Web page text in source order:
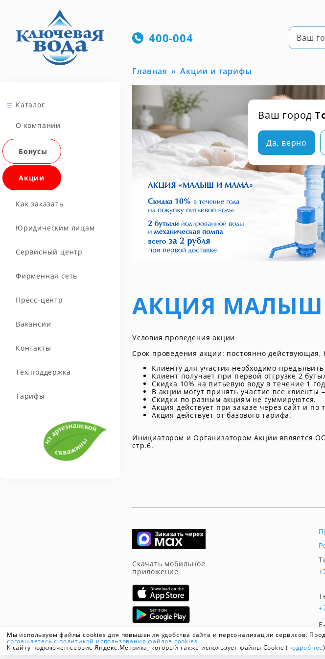
Ваш город
Да, верно
Каталог
О компании
Бонусы
Акции
Как заказать
Юридическим лицам
Сервисный центр
Фирменная сеть
Пресс-центр
Вакансии
Контакты
Тех.поддержка
Тарифы
400-004 Ваш
Мы используем файлы cookies для повышения удобства сайта и персонализации сервисов.
соглашаетесь с политикой использования файлов cookies
К сайту подключен сервис Яндекс.Метрика, который также использует файлы Cookie (подробнее
Главная Акции и тарифы
АКЦИЯ
Условия проведения акции
Срок проведения акции: постоянно действующая,
Клиенту для участия необходимо
Клиент получает при первой отгрузке 2
Скидка 10% на питьевую воду в течение 1
В акции могут принять участие все
Скидки по разным акциям не суммируются.
Акция действует при заказе через сайт и по
Акция действует от базового тарифа.
Инициатором и Организатором Акции является
стр.6.
Скачать мобильное
приложение